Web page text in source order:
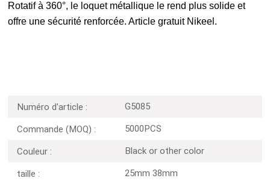
Rotatif à 360°, le loquet métallique le rend plus solide et
offre une sécurité renforcée. Article gratuit Nikeel.
Numéro d'article : G5085
Commande (MOQ) : 5000PCS
Couleur : Black or other color
taille : 25mm 38mm